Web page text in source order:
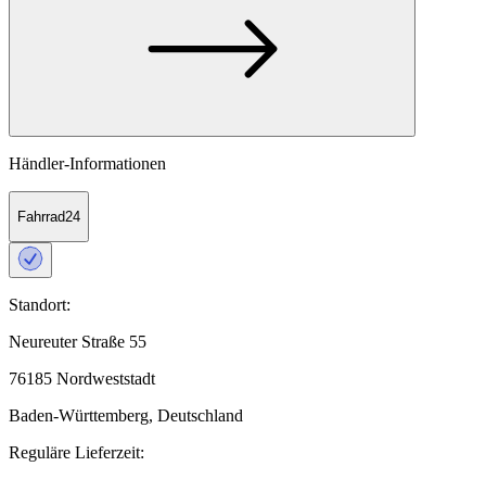
Händler-Informationen
Fahrrad24
Standort:
Neureuter Straße 55
76185 Nordweststadt
Baden-Württemberg, Deutschland
Reguläre Lieferzeit: